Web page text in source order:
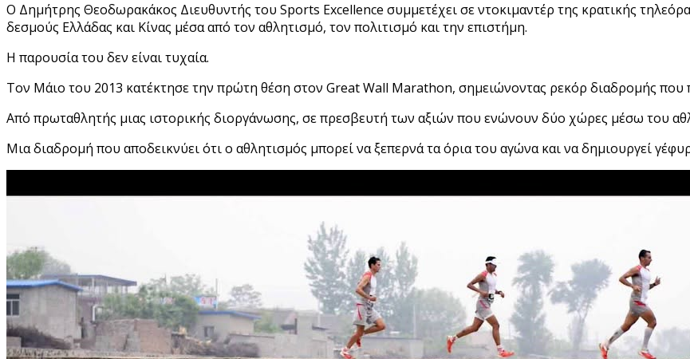
Ο Δημήτρης Θεοδωρακάκος Διευθυντής του Sports Excellence συμμετέχει σε ντοκιμαντέρ της κρατικής
δεσμούς Ελλάδας και Κίνας μέσα από τον αθλητισμό, τον πολιτισμό και την επιστήμη.
Η παρουσία του δεν είναι τυχαία.
Τον Μάιο του 2013 κατέκτησε την πρώτη θέση στον Great Wall Marathon, σημειώνοντας ρεκόρ διαδρομής που
Από πρωταθλητής μιας ιστορικής διοργάνωσης, σε πρεσβευτή των αξιών που ενώνουν δύο χώρες μέσω του
Μια διαδρομή που αποδεικνύει ότι ο αθλητισμός μπορεί να ξεπερνά τα όρια του αγώνα και να δημιουργεί